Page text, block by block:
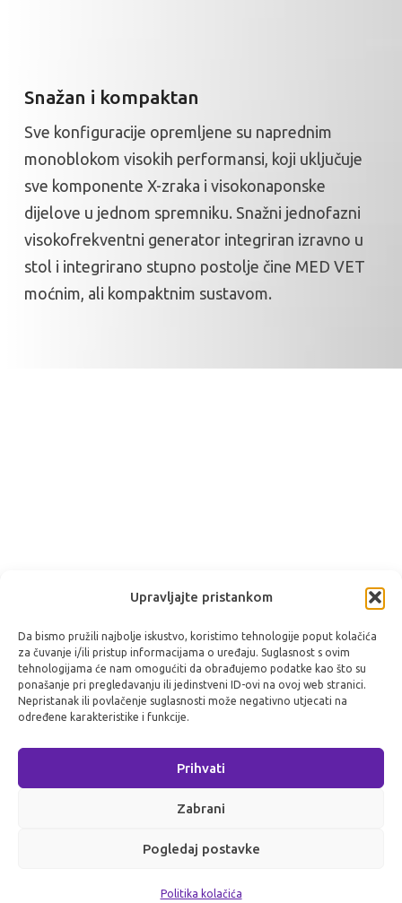
Upravljajte pristankom
Da bismo pružili najbolje iskustvo, koristimo tehnologije poput kolačića
za čuvanje i/ili pristup informacijama o uređaju. Suglasnost s ovim
tehnologijama će nam omogućiti da obrađujemo podatke kao što su
ponašanje pri pregledavanju ili jedinstveni ID-ovi na ovoj web stranici.
Nepristanak ili povlačenje suglasnosti može negativno utjecati na
određene karakteristike i funkcije.
Prihvati
Zabrani
Pogledaj postavke
Politika kolačića
Snažan i kompaktan
Sve konfiguracije opremljene su naprednim
monoblokom visokih performansi, koji uključuje
sve komponente X-zraka i visokonaponske
dijelove u jednom spremniku. Snažni jednofazni
visokofrekventni generator integriran izravno u
stol i integrirano stupno postolje čine MED VET
moćnim, ali kompaktnim sustavom.